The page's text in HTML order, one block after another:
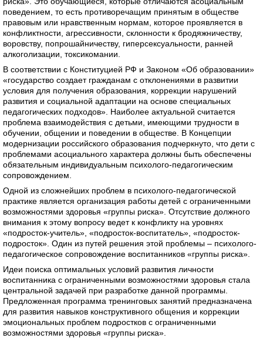
поведением, то есть противоречащим принятым в обществе
правовым или нравственным нормам, которое проявляется в
конфликтности, агрессивности, склонности к бродяжничеству,
воровству, попрошайничеству, гиперсексуальности, ранней
алкоголизации, токсикомании.
В соответствии с Конституцией РФ и Законом «Об образовании»
«государство создает гражданам с отклонениями в развитии
условия для получения образования, коррекции нарушений
развития и социальной адаптации на основе специальных
педагогических подходов». Наиболее актуальной считается
проблема взаимодействия с детьми, имеющими трудности в
обучении, общении и поведении в обществе. В Концепции
модернизации российского образования подчеркнуто, что дети с
проблемами асоциального характера должны быть обеспечены
обязательным индивидуальным психолого-педагогическим
сопровождением.
Одной из сложнейших проблем в психолого-педагогической
практике является организация работы детей с ограниченными
возможностями здоровья «группы риска». Отсутствие должного
внимания к этому вопросу ведет к конфликту на уровнях
«подросток-учитель», «подросток-воспитатель», «подросток-
подросток». Один из путей решения этой проблемы – психолого-
педагогическое сопровождение воспитанников «группы риска».
Идеи поиска оптимальных условий развития личности
воспитанника с ограниченными возможностями здоровья стала
центральной задачей при разработке данной программы.
Предложенная программа тренинговых занятий предназначена
для развития навыков конструктивного общения и коррекции
эмоциональных проблем подростков с ограниченными
возможностями здоровья «группы риска».